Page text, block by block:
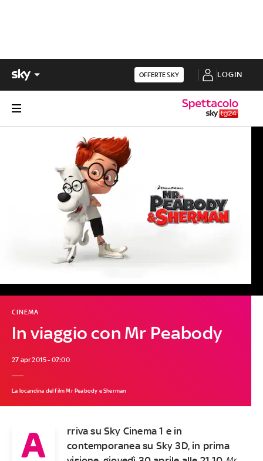
OFFERTE SKY LOGIN
In viaggio con Mr Peabody
CINEMA
27 apr 2015 - 07:00
La locandina del film Mr Peabody e Sherman
A
rriva su Sky Cinema 1 e in
contemporanea su Sky 3D, in prima